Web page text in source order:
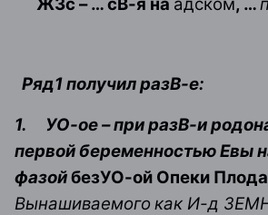
Ряд1 получил разВ-е:
1.
УО-ое – при разВ-и
первой беременностью Евы
фазойбезУО-ой Опеки
Вынашиваемого как И-д